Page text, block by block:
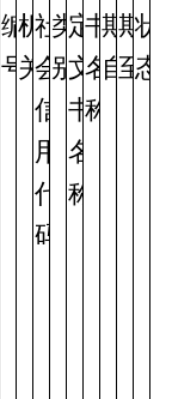
编
号
机
关
社
会
信
用
代
码
类
别
定
文
书
名
称
书
名
称
期
自
期
至
状
态